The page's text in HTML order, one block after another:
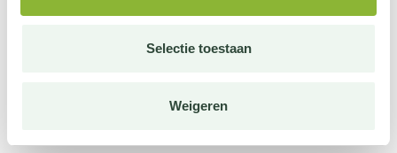
Selectie toestaan
Weigeren